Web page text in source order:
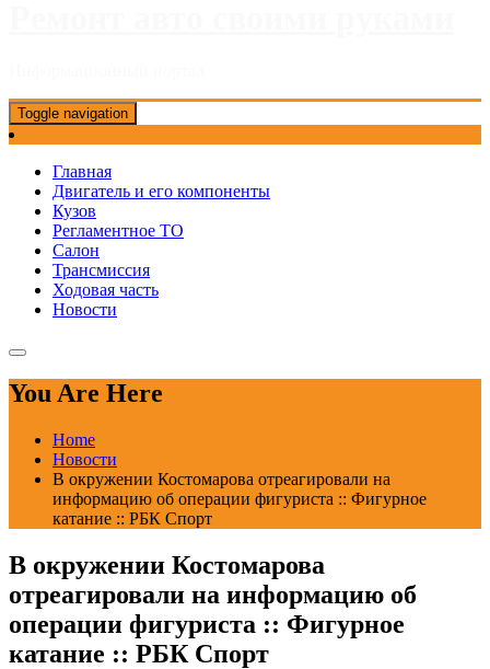
Toggle navigation
Главная
Двигатель и его компоненты
Кузов
Регламентное ТО
Салон
Трансмиссия
Ходовая часть
Новости
You Are Here
Home
Новости
В окружении Костомарова отреагировали на
информацию об операции фигуриста :: Фигурное
катание :: РБК Спорт
В окружении Костомарова
отреагировали на информацию об
операции фигуриста :: Фигурное
катание :: РБК Спорт